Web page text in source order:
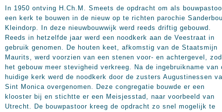
In 1950 ontving H.Ch.M. Smeets de opdracht om als
een kerk te bouwen in de nieuw op te richten parochie
Kleindorp. In deze nieuwbouwwijk werd reeds driftig gebouwd.
Reeds in hetzelfde jaar werd een noodkerk aan de Veestraat in
gebruik genomen. De houten keet, afkomstig van de Staatsmijn
Maurits, werd voorzien van een stenen voor- en achtergevel,
het gebouw meer stevigheid verkreeg. Na de ingebruikname van
huidige kerk werd de noodkerk door de zusters Augustinessen
Sint Monica overgenomen. Deze congregatie bouwde er een
klooster bij en stichtte er een Meisjesstad, naar voorbeeld van
Utrecht. De bouwpastoor kreeg de opdracht zo snel mogelijk te